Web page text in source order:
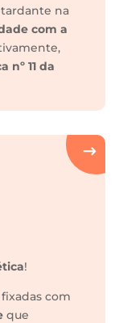
na
com a
nº 11 da
!
com
que